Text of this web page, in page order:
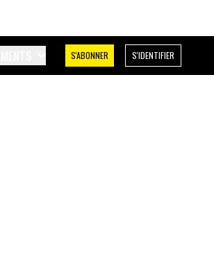
S'ABONNER S'IDENTIFIER